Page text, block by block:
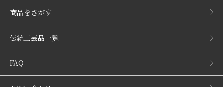
商品をさがす
伝統工芸品一覧
FAQ